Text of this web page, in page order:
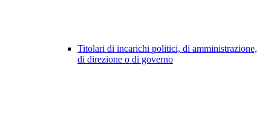
Titolari di incarichi politici, di amministrazione,
di direzione o di governo